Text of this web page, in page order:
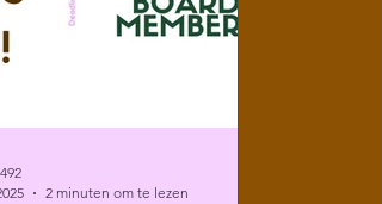
2 minuten om te lezen